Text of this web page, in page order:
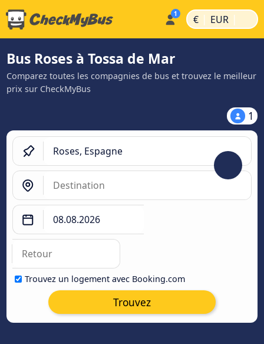
€ | EUR |
Bus Roses à Tossa de Mar
Comparez toutes les compagnies de bus et trouvez le meilleur
prix sur CheckMyBus
1
Trouvez un logement avec Booking.com
Trouvez